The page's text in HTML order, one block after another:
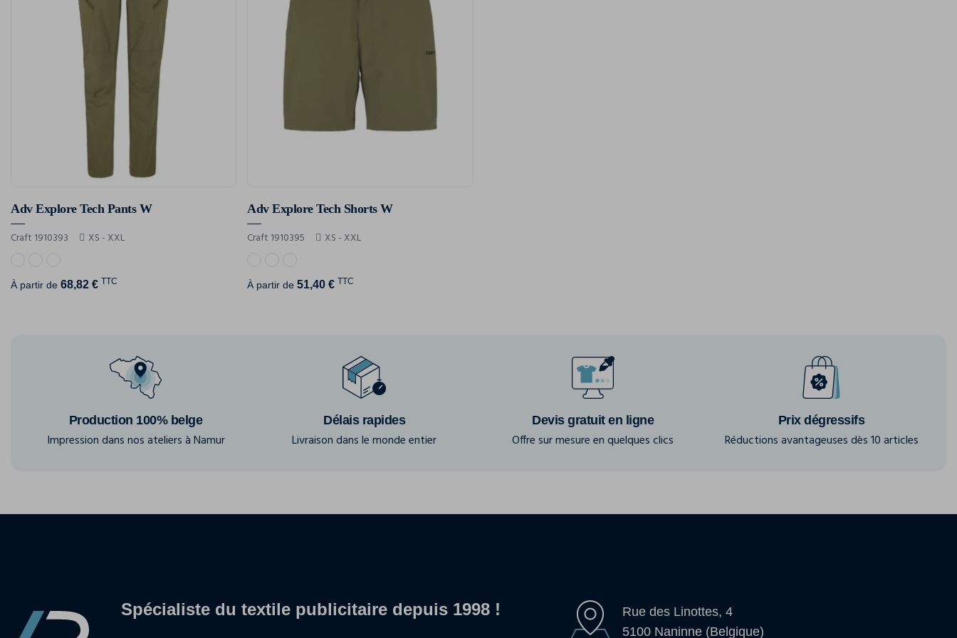
Adv Explore Tech Pants W
Craft 1910393 XS - XXL
À partir de 68,82 € TTC
Adv Explore Tech Shorts W
Craft 1910395 XS - XXL
À partir de51,40 € TTC
Production 100% belge
Impression dans nos ateliers à Namur
Délais rapides
Livraison dans le monde entier
Devis gratuit en ligne
Offre sur mesure en quelques clics
Prix dégressifs
Réductions avantageuses dès 10 articles
Spécialiste du textile publicitaire depuis 1998 !
Rue des Linottes, 4
5100 Naninne (Belgique)